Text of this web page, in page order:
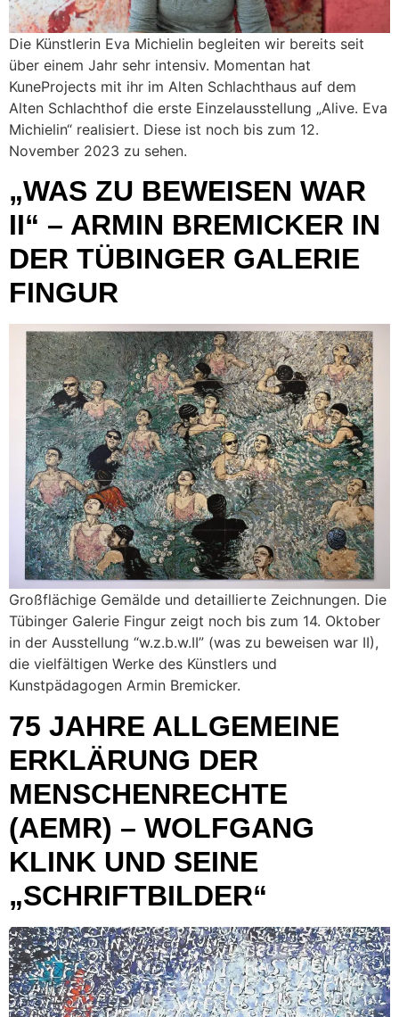
Die Künstlerin Eva Michielin begleiten wir bereits seit
über einem Jahr sehr intensiv. Momentan hat
KuneProjects mit ihr im Alten Schlachthaus auf dem
Alten Schlachthof die erste Einzelausstellung „Alive. Eva
Michielin“ realisiert. Diese ist noch bis zum 12.
November 2023 zu sehen.
„WAS ZU BEWEISEN WAR
II“ – ARMIN BREMICKER IN
DER TÜBINGER GALERIE
FINGUR
Großflächige Gemälde und detaillierte Zeichnungen. Die
Tübinger Galerie Fingur zeigt noch bis zum 14. Oktober
in der Ausstellung “w.z.b.w.II” (was zu beweisen war II),
die vielfältigen Werke des Künstlers und
Kunstpädagogen Armin Bremicker.
75 JAHRE ALLGEMEINE
ERKLÄRUNG DER
MENSCHENRECHTE
(AEMR) – WOLFGANG
KLINK UND SEINE
„SCHRIFTBILDER“